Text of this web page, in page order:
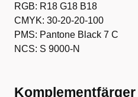
RGB: R18 G18 B18
CMYK: 30-20-20-100
PMS: Pantone Black 7 C
NCS: S 9000-N